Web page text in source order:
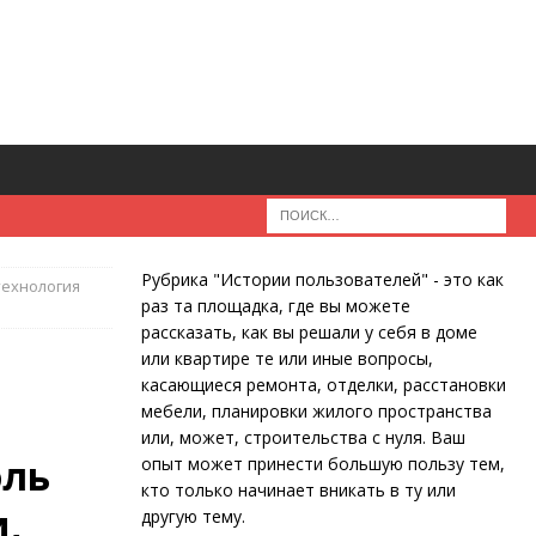
Рубрика "Истории пользователей" - это как
раз та площадка, где вы можете
рассказать, как вы решали у себя в доме
или квартире те или иные вопросы,
касающиеся ремонта, отделки, расстановки
мебели, планировки жилого пространства
или, может, строительства с нуля. Ваш
опыт может принести большую пользу тем,
кто только начинает вникать в ту или
другую тему.